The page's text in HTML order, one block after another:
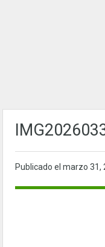
Publicado el marzo 31,